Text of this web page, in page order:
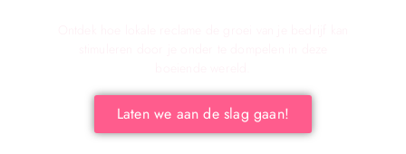
Laten we aan de slag gaan!